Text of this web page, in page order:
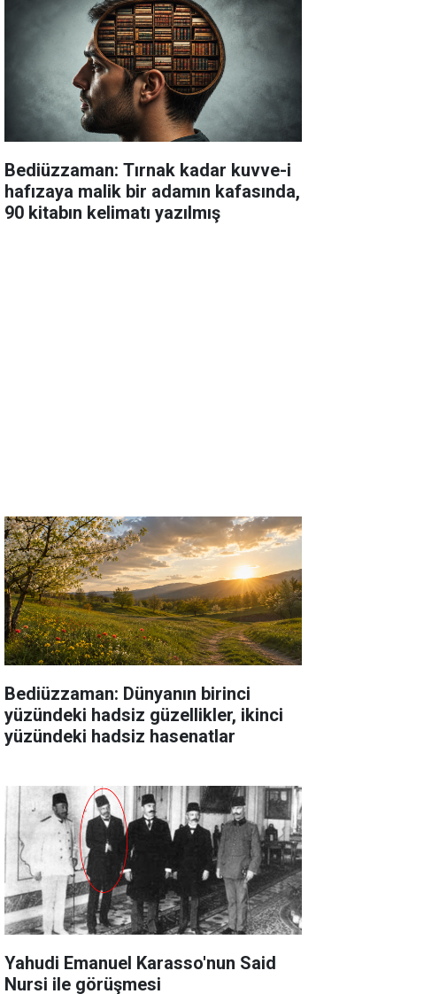
Bediüzzaman: Tırnak kadar kuvve-i
hafızaya malik bir adamın kafasında,
90 kitabın kelimatı yazılmış
Bediüzzaman: Dünyanın birinci
yüzündeki hadsiz güzellikler, ikinci
yüzündeki hadsiz hasenatlar
Yahudi Emanuel Karasso'nun Said
Nursi ile görüşmesi